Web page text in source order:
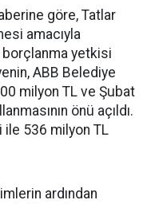
göre, Tatlar
amacıyla
borçlanma yetkisi
ABB Belediye
milyon TL ve Şubat
önü açıldı.
ile 536 milyon TL
ardından